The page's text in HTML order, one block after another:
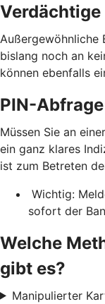
Verdächtige
Außergewöhnliche
bislang noch an
können ebenfalls
PIN-
Müssen Sie an
ein ganz klares
ist zum Betreten
Wichtig:
sofort der
Welche
gibt es?
Manipulierter